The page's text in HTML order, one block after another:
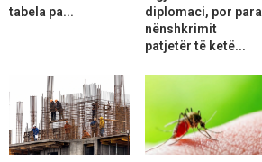
tabela pa...
diplomaci, por para
nënshkrimit
patjetër të ketë...